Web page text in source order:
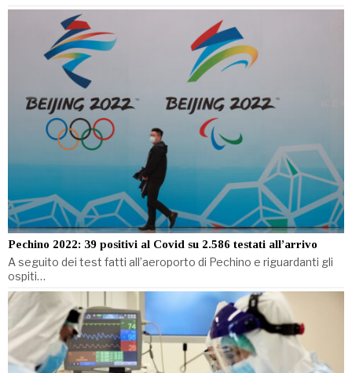
Pechino 2022: 39 positivi al Covid su 2.586 testati all’arrivo
A seguito dei test fatti all’aeroporto di Pechino e riguardanti gli
ospiti…